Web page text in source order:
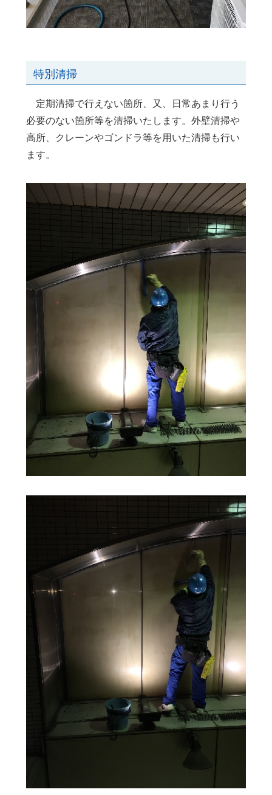
特別清掃
定期清掃で行えない箇所、又、日常あまり行う
必要のない箇所等を清掃いたします。外壁清掃や
高所、クレーンやゴンドラ等を用いた清掃も行い
ます。